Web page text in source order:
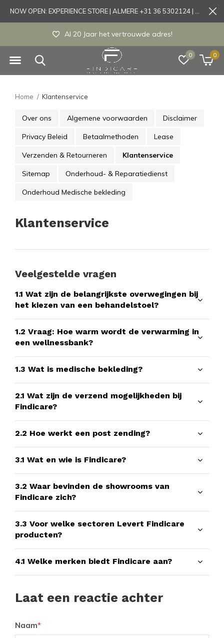
0 0
Al 20 Jaar het vertrouwde adres!
Home Klantenservice
Over ons Algemene voorwaarden Disclaimer
Privacy Beleid Betaalmethoden Lease
Verzenden & Retourneren Klantenservice
Sitemap Onderhoud- & Reparatiedienst
Onderhoud Medische bekleding
Klantenservice
Veelgestelde vragen
1.1 Wat zijn de belangrijkste overwegingen bij
het kiezen van een behandelstoel?
1.2 Vraag: Hoe warm wordt de verwarming in
een wellnessbank?
1.3 Wat is medische bekleding?
2.1 Wat zijn de verzend mogelijkheden bij
Findicare?
2.2 Hoe werkt een post zending?
3.1 Wat en wie is Findicare?
3.2 Waar bevinden de showrooms van
Findicare zich?
3.3 Voor welke sectoren Levert Findicare
producten?
4.1 Welke merken biedt Findicare aan?
Laat een reactie achter
Naam*